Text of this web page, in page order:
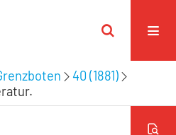
40 (1881)